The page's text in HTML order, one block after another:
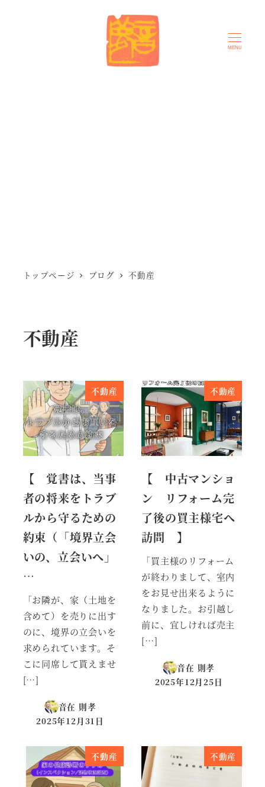
MENU
トップページ ブログ 不動産
不動産
不動産
【 覚書は、当事
者の将来をトラブ
ルから守るための
約束（「境界立会
いの、立会いへ」
…
「お隣が、家（土地を
含めて）を売りに出す
のに、境界の立会いを
求められています。そ
こに同席して貰えませ
[…]
音在 則孝
投稿日
2025年12月31日
不動産
【 中古マンショ
ン リフォーム完
了後の買主様宅へ
訪問 】
「買主様のリフォーム
が終わりまして、室内
をお見せ出来るように
なりました。お引越し
前に、宜しければ売主
[…]
音在 則孝
投稿日
2025年12月25日
不動産 不動産